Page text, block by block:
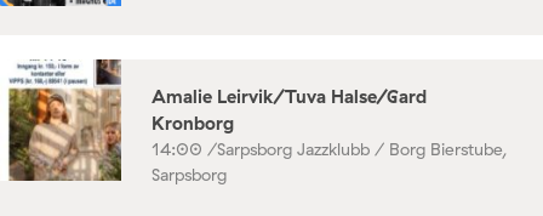
Amalie Leirvik/Tuva Halse/Gard
Kronborg
14:00 /Sarpsborg Jazzklubb / Borg Bierstube,
Sarpsborg